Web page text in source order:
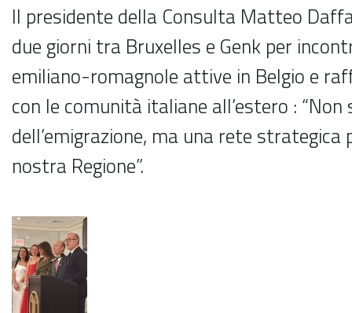
Il presidente della Consulta Matteo
due giorni tra Bruxelles e Genk per
emiliano-romagnole attive in Belgio e
con le comunità italiane all’estero :
dell’emigrazione, ma una rete
nostra Regione”.